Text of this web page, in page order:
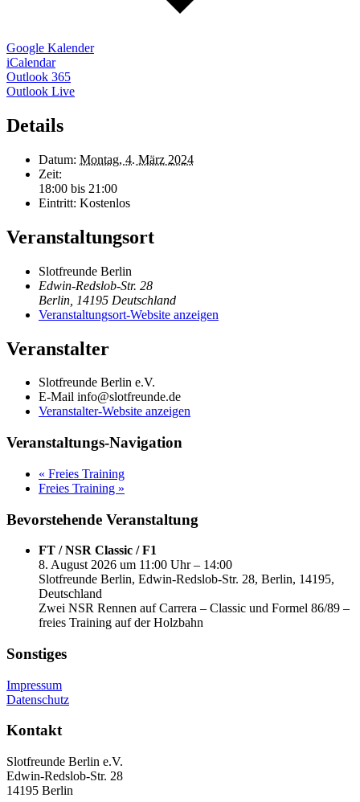
Google Kalender
iCalendar
Outlook 365
Outlook Live
Details
Datum: Montag, 4. März 2024
Zeit:
18:00 bis 21:00
Eintritt: Kostenlos
Veranstaltungsort
Slotfreunde Berlin
Edwin-Redslob-Str. 28
Berlin 14195 Deutschland
Veranstaltungsort-Website anzeigen
Veranstalter
Slotfreunde Berlin e.V.
E-Mail info@slotfreunde.de
Veranstalter-Website anzeigen
Veranstaltungs-Navigation
« Freies Training
Freies Training »
Bevorstehende Veranstaltung
FT / NSR Classic / F1
8. August 2026 um 11:00 Uhr – 14:00
Slotfreunde Berlin, Edwin-Redslob-Str. 28, Berlin, 14195,
Deutschland
Zwei NSR Rennen auf Carrera – Classic und Formel 86/89 –
freies Training auf der Holzbahn
Sonstiges
Impressum
Datenschutz
Kontakt
Slotfreunde Berlin e.V.
Edwin-Redslob-Str. 28
14195 Berlin